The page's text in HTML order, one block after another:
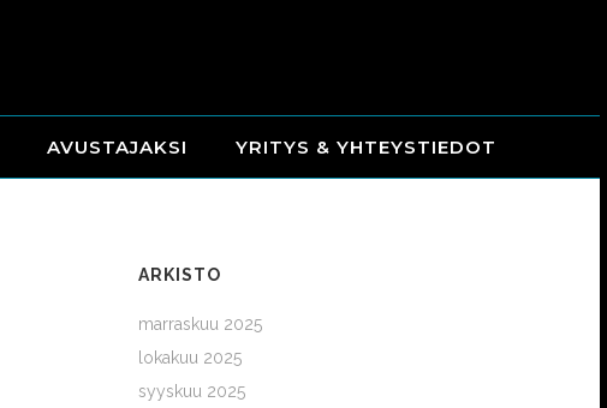
AVUSTAJAKSI YRITYS & YHTEYSTIEDOT
ARKISTO
marraskuu 2025
lokakuu 2025
syyskuu 2025